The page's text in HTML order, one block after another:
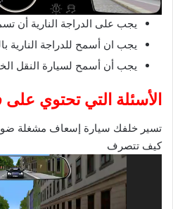
يجب على الدراجة النارية أن
يجب ان أسمح للدراجة النارية
يجب أن أسمح لسيارة النقل
الأسئلة التي تحتوي على
تسير خلفك سيارة إسعاف مشغلة
كيف تتصرف